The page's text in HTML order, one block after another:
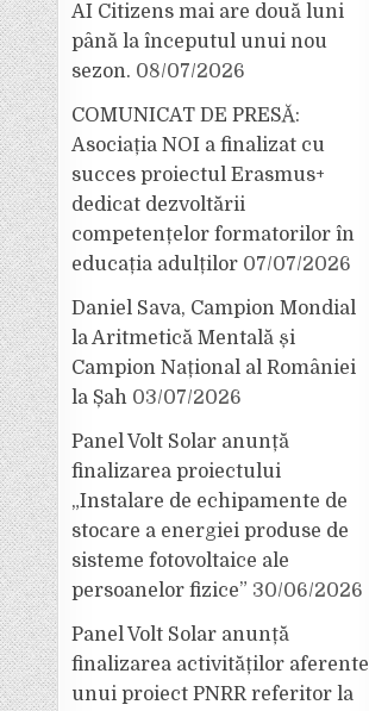
AI Citizens mai are două luni
până la începutul unui nou
sezon. 08/07/2026
COMUNICAT DE PRESĂ:
Asociația NOI a finalizat cu
succes proiectul Erasmus+
dedicat dezvoltării
competențelor formatorilor în
educația adulților 07/07/2026
Daniel Sava, Campion Mondial
la Aritmetică Mentală și
Campion Național al României
la Șah 03/07/2026
Panel Volt Solar anunță
finalizarea proiectului
„Instalare de echipamente de
stocare a energiei produse de
sisteme fotovoltaice ale
persoanelor fizice” 30/06/2026
Panel Volt Solar anunță
finalizarea activităților aferente
unui proiect PNRR referitor la